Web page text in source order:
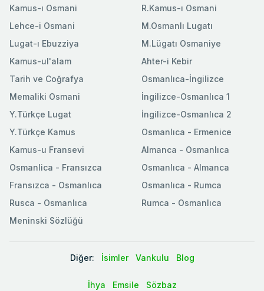
Kamus-ı Osmani
Lehce-i Osmani
Lugat-ı Ebuzziya
R.Kamus-ı Osmani
M.Osmanlı Lugatı
M.Lügatı Osmaniye
Kamus-ul'alam
Tarih ve Coğrafya
Memaliki Osmani
Y.Türkçe Lugat
Y.Türkçe Kamus
Ahter-i Kebir
Osmanlıca-İngilizce
İngilizce-Osmanlıca 1
İngilizce-Osmanlıca 2
Osmanlıca - Ermenice
Kamus-u Fransevi
Osmanlica - Fransızca
Fransızca - Osmanlıca
Rusca - Osmanlıca
Meninski Sözlüğü
Almanca - Osmanlıca
Osmanlıca - Almanca
Osmanlıca - Rumca
Rumca - Osmanlıca
Diğer: İsimler Vankulu Blog
İhya Emsile Sözbaz